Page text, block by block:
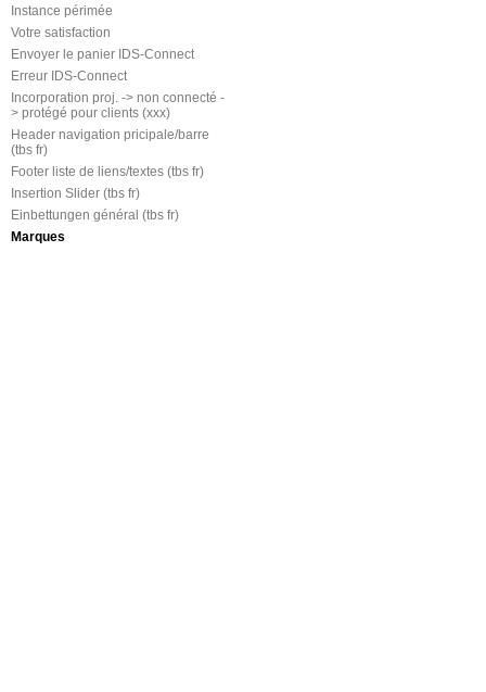
Instance périmée
Votre satisfaction
Envoyer le panier IDS-Connect
Erreur IDS-Connect
Incorporation proj. -> non connecté -
> protégé pour clients (xxx)
Header navigation pricipale/barre
(tbs fr)
Footer liste de liens/textes (tbs fr)
Insertion Slider (tbs fr)
Einbettungen général (tbs fr)
Marques